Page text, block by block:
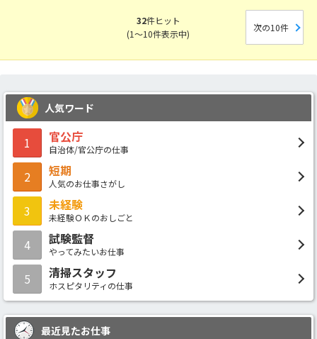
32件ヒット
(1～10件表示中)
次の10件
人気ワード
1 官公庁
自治体/官公庁の仕事
2 短期
人気のお仕事さがし
3 未経験
未経験ＯＫのおしごと
4 試験監督
やってみたいお仕事
5 清掃スタッフ
ホスピタリティの仕事
最近見たお仕事